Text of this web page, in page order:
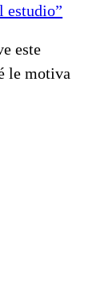
estudio”
este
le motiva